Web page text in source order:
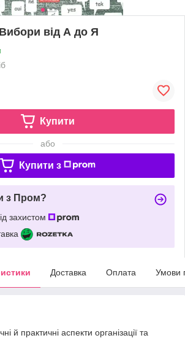
від А до Я
Купити
або
Купити з
з Пром?
захистом
Доставка Оплата Умови
й практичні аспекти організації та